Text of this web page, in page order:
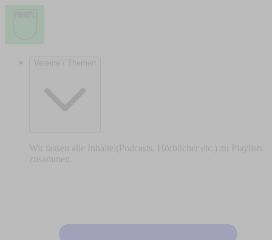
Vereine / Themen
Wir fassen alle Inhalte (Podcasts, Hörbücher etc.) zu Playlists
zusammen.